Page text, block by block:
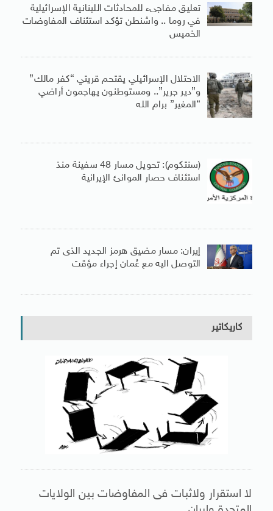
تعليق مفاجىء للمحادثات اللبنانية الإسرائيلية
في روما .. واشنطن تؤكد استئناف المفاوضات
الخميس
الاحتلال الإسرائيلي يقتحم قريتي “كفر مالك”
و”دير جرير”.. ومستوطنون يهاجمون أراضي
“المغير” برام الله
(سنتكوم): تحويل مسار 48 سفينة منذ
استئناف حصار الموانئ الإيرانية
إيران: مسار مضيق هرمز الجديد الذى تم
التوصل اليه مع عُمان إجراء مؤقت
كاريكاتير
لا استقرار ولاثبات فى المفاوضات بين الولايات